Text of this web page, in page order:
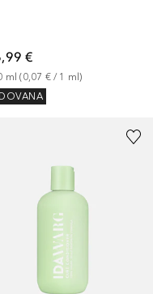
€
ml (0,07 € / 1 ml)
DOVANA